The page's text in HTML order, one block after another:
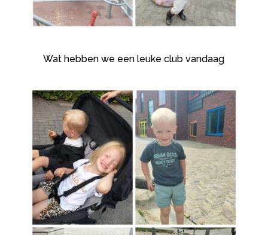
Wat hebben we een leuke club vandaag